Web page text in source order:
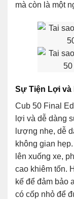
mà còn là một
Sự Tiện Lợi và
Cub 50 Final
lợi và dễ dàng
lượng nhẹ, dễ
không gian
lên xuống xe,
cao khiêm tốn.
kế để đảm bảo
có cốp nhỏ để